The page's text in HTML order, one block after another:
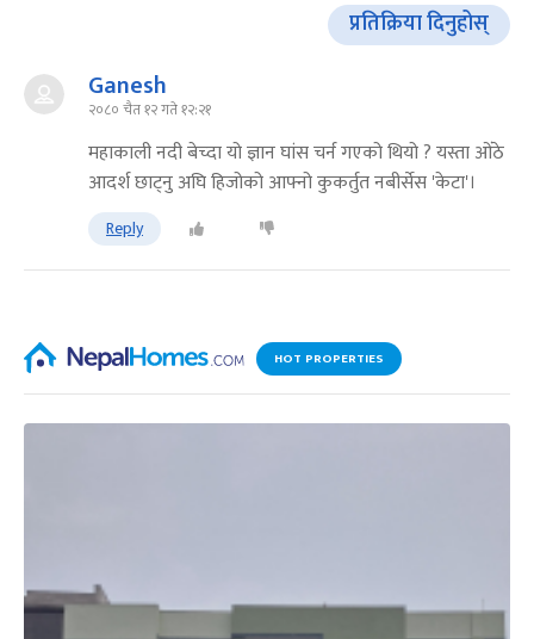
प्रतिक्रिया दिनुहोस्
Ganesh
२०८० चैत १२ गते १२:२१
महाकाली नदी बेच्दा यो ज्ञान घांस चर्न गएको थियो ? यस्ता ओंठे
आदर्श छाट्नु अघि हिजोको आफ्नो कुकर्तुत नबीर्सेस 'केटा'।
Reply
HOT PROPERTIES